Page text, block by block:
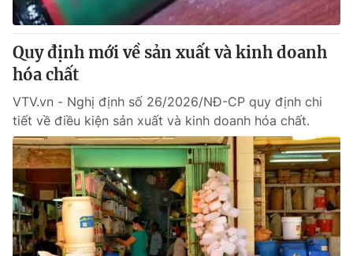
® Cấm sao chép dưới mọi hình thức nếu không có sự chấp
thuận bằng văn bản. Ghi rõ nguồn VTV.vn khi phát hành lại
thông tin từ website này.
Quy định mới về sản xuất và kinh doanh
hóa chất
VTV.vn - Nghị định số 26/2026/NĐ-CP quy định chi
tiết về điều kiện sản xuất và kinh doanh hóa chất.